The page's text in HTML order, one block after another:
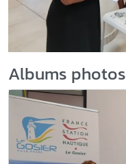
Albums photos